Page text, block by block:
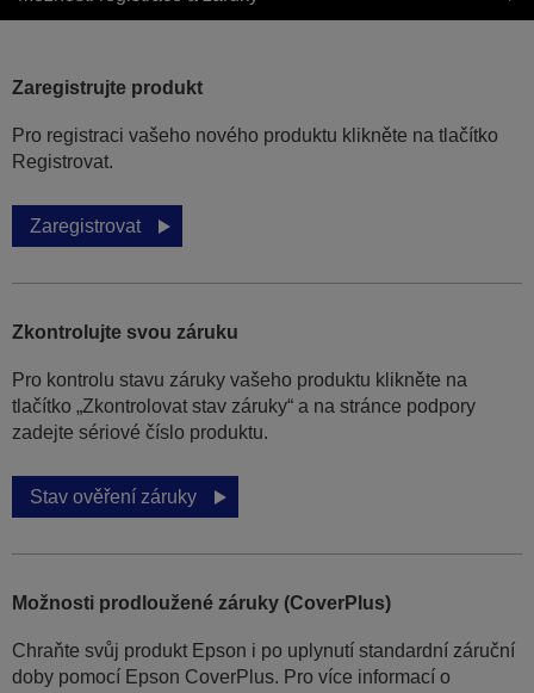
Zaregistrujte produkt
Pro registraci vašeho nového produktu klikněte na tlačítko
Registrovat.
Zaregistrovat
Zkontrolujte svou záruku
Pro kontrolu stavu záruky vašeho produktu klikněte na
tlačítko „Zkontrolovat stav záruky“ a na stránce podpory
zadejte sériové číslo produktu.
Stav ověření záruky
Možnosti prodloužené záruky (CoverPlus)
Chraňte svůj produkt Epson i po uplynutí standardní záruční
doby pomocí Epson CoverPlus. Pro více informací o